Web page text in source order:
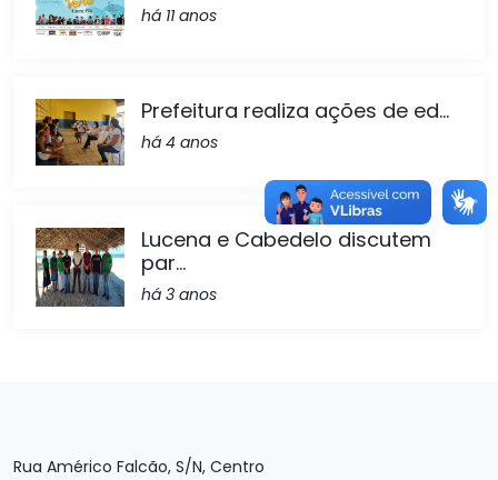
há 11 anos
Prefeitura realiza ações de ed...
há 4 anos
Lucena e Cabedelo discutem
par...
há 3 anos
Rua Américo Falcão, S/N, Centro